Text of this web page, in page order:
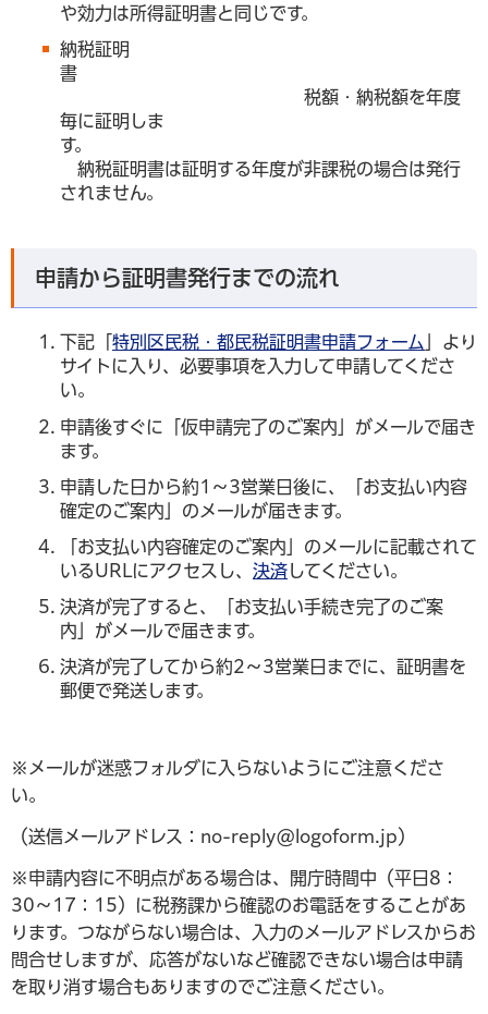
や効力は所得証明書と同じです。
納税証明
書
税額・納税額を年度
毎に証明しま
す。
納税証明書は証明する年度が非課税の場合は発行
されません。
申請から証明書発行までの流れ
下記「 特別区民税・都民税証明書申請フォーム
」より
サイトに入り、必要事項を入力して申請してくださ
い。
申請後すぐに「仮申請完了のご案内」がメールで届き
ます。
申請した日から約1～3営業日後に、「お支払い内容
確定のご案内」のメールが届きます。
「お支払い内容確定のご案内」のメールに記載されて
いるURLにアクセスし、 決済してください。
決済が完了すると、「お支払い手続き完了のご案
内」がメールで届きます。
決済が完了してから約2～3営業日までに、証明書を
郵便で発送します。
※メールが迷惑フォルダに入らないようにご注意くださ
い。
（送信メールアドレス：no-reply@logoform.jp）
※申請内容に不明点がある場合は、開庁時間中（平日8：
30～17：15）に税務課から確認のお電話をすることがあ
ります。つながらない場合は、入力のメールアドレスからお
問合せしますが、応答がないなど確認できない場合は申請
を取り消す場合もありますのでご注意ください。